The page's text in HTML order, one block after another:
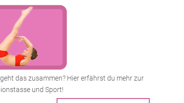
das zusammen? Hier erfährst du mehr zur
und Sport!